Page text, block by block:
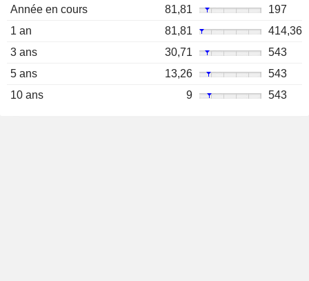
Année en cours
81,81
197
1 an
81,81
414,36
3 ans
30,71
543
5 ans
13,26
543
10 ans
9 543